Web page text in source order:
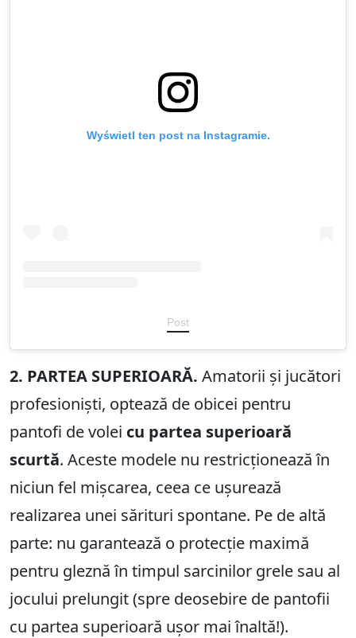
Wyświetl ten post na Instagramie.
Post
2. PARTEA SUPERIOARĂ. Amatorii și jucători
profesioniști, optează de obicei pentru
pantofi de volei cu partea superioară
scurtă. Aceste modele nu restricționează în
niciun fel mișcarea, ceea ce ușurează
realizarea unei sărituri spontane. Pe de altă
parte: nu garantează o protecție maximă
pentru gleznă în timpul sarcinilor grele sau al
jocului prelungit (spre deosebire de pantofii
cu partea superioară ușor mai înaltă!).